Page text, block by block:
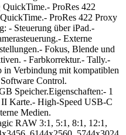
ProRes 422
ProRes 422 Proxy
- Steuerung über iPad.-
Externe
Fokus, Blende und
- Farbkorrektur.- Tally.-
in Verbindung mit kompatiblen
Control.
Speicher.Eigenschaften:- 1
Karte.- High-Speed USB-C
Medien.
RAW 3:1, 5:1, 8:1, 12:1,